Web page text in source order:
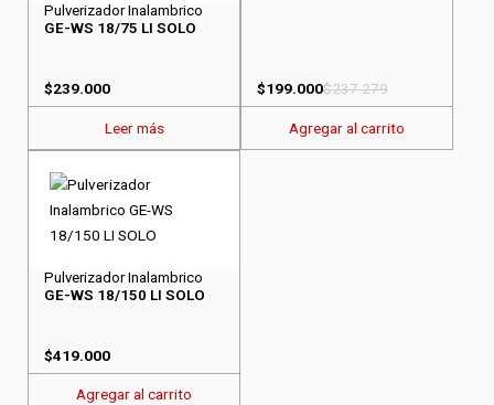
Pulverizador Inalambrico
GE-WS 18/75 LI SOLO
$239.000
Leer más
$237.279
$199.000
Agregar al carrito
Pulverizador Inalambrico
GE-WS 18/150 LI SOLO
$419.000
Agregar al carrito